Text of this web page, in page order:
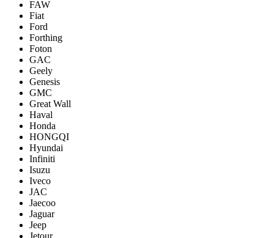
FAW
Fiat
Ford
Forthing
Foton
GAC
Geely
Genesis
GMC
Great Wall
Haval
Honda
HONGQI
Hyundai
Infiniti
Isuzu
Iveco
JAC
Jaecoo
Jaguar
Jeep
Jetour